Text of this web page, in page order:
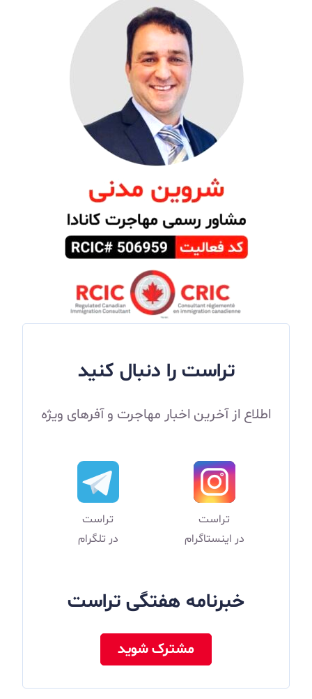
تراست را دنبال کنید
اطلاع از آخرین اخبار مهاجرت و آفرهای ویژه
تراست
در اینستاگرام
تراست
در تلگرام
خبرنامه هفتگی تراست
مشترک شوید